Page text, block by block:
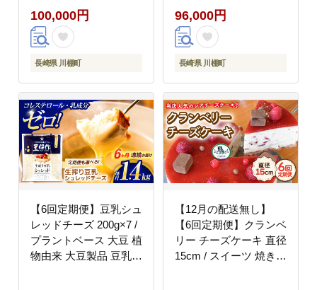
たまご
100,000円
長崎県 川棚町
たまご 濃厚たまご タマ
ゴ
96,000円
長崎県 川棚町
【6回定期便】豆乳シュ
レッドチーズ 200g×7 /
プラントベース 大豆 植
物由来 大豆製品 豆乳チ
【12月の配送無し】
【6回定期便】クランベ
リー チーズケーキ 直径
15cm / スイーツ 焼き菓